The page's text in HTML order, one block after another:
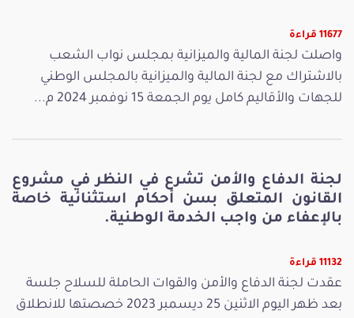
11677 قراءة
واصلت لجنة المالية والميزانية بمجلس نواب الشعب
بالاشتراك مع لجنة المالية والميزانية بالمجلس الوطني
للجهات والأقاليم كامل يوم الجمعة 15 نوفمبر 2024 م...
لجنة الدفاع والأمن تشرع في النظر في مشروع
القانون المتعلق بسن أحكام استثنائية خاصة
بالإعفاء من واجب الخدمة الوطنية.
11132 قراءة
عقدت لجنة الدفاع والأمن والقوات الحاملة للسلاح جلسة
بعد ظهر اليوم الاثنين 25 ديسمبر 2023 خصصتها للانطلاق